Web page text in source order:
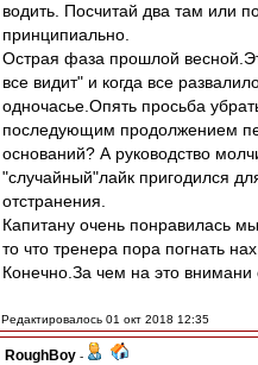
водить. Посчитай два там или
принципиально.
Острая фаза прошлой
все видит" и когда все
одночасье.Опять просьба
последующим продолжением
оснований? А руководство
"случайный"лайк пригодился
отстранения.
Капитану очень понравилась
то что тренера пора погнать нах.
Конечно.За чем на это внимани
Редактировалось 01 окт 2018 12:35
RoughBoy -